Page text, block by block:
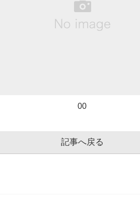
00
記事へ戻る